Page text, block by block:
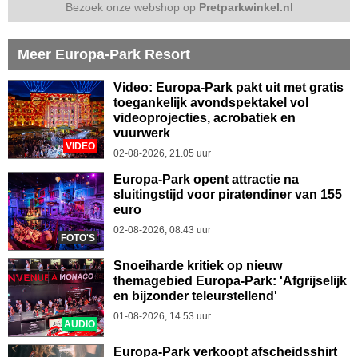
Bezoek onze webshop op Pretparkwinkel.nl
Meer Europa-Park Resort
VIDEO
Video: Europa-Park pakt uit met gratis
toegankelijk avondspektakel vol
videoprojecties, acrobatiek en
vuurwerk
02-08-2026, 21.05 uur
FOTO'S
Europa-Park opent attractie na
sluitingstijd voor piratendiner van 155
euro
02-08-2026, 08.43 uur
AUDIO
Snoeiharde kritiek op nieuw
themagebied Europa-Park: 'Afgrijselijk
en bijzonder teleurstellend'
01-08-2026, 14.53 uur
Europa-Park verkoopt afscheidsshirt